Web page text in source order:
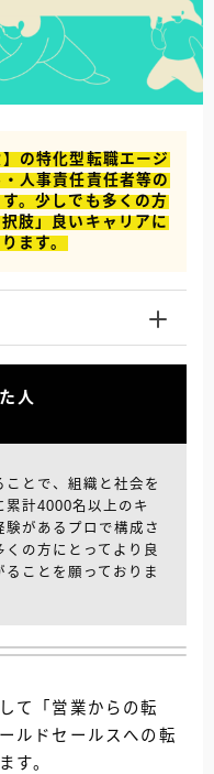
の特化型転職エージ
人事責任責任者等の
。少しでも多くの方
肢」良いキャリアに
ます。
人
ことで、組織と社会を
累計4000名以上のキ
があるプロで構成さ
の方にとってより良
ことを願っておりま
て「営業からの転
ルドセールスへの転
す。